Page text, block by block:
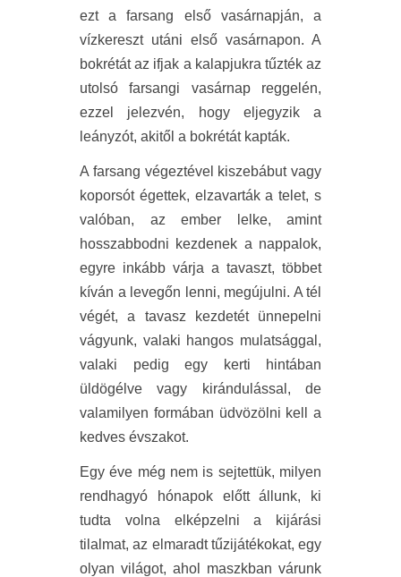
ezt a farsang első vasárnapján, a
vízkereszt utáni első vasárnapon. A
bokrétát az ifjak a kalapjukra tűzték az
utolsó farsangi vasárnap reggelén,
ezzel jelezvén, hogy eljegyzik a
leányzót, akitől a bokrétát kapták.
A farsang végeztével kiszebábut vagy
koporsót égettek, elzavarták a telet, s
valóban, az ember lelke, amint
hosszabbodni kezdenek a nappalok,
egyre inkább várja a tavaszt, többet
kíván a levegőn lenni, megújulni. A tél
végét, a tavasz kezdetét ünnepelni
vágyunk, valaki hangos mulatsággal,
valaki pedig egy kerti hintában
üldögélve vagy kirándulással, de
valamilyen formában üdvözölni kell a
kedves évszakot.
Egy éve még nem is sejtettük, milyen
rendhagyó hónapok előtt állunk, ki
tudta volna elképzelni a kijárási
tilalmat, az elmaradt tűzijátékokat, egy
olyan világot, ahol maszkban várunk